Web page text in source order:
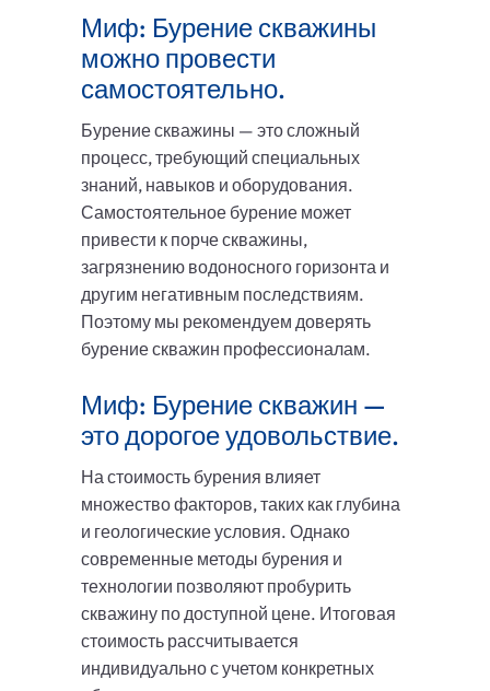
Миф: Бурение скважины
можно провести
самостоятельно.
Бурение скважины — это сложный
процесс, требующий специальных
знаний, навыков и оборудования.
Самостоятельное бурение может
привести к порче скважины,
загрязнению водоносного горизонта и
другим негативным последствиям.
Поэтому мы рекомендуем доверять
бурение скважин профессионалам.
Миф: Бурение скважин —
это дорогое удовольствие.
На стоимость бурения влияет
множество факторов, таких как глубина
и геологические условия. Однако
современные методы бурения и
технологии позволяют пробурить
скважину по доступной цене. Итоговая
стоимость рассчитывается
индивидуально с учетом конкретных